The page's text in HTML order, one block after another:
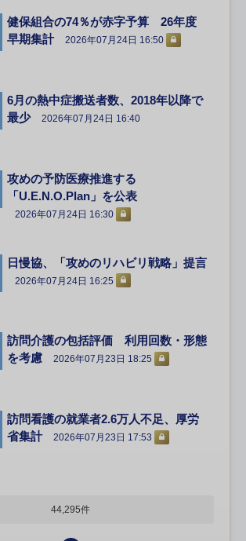
健保組合の74％が赤字予算 26年度
早期集計
2026年07月24日 16:50
6月の熱中症搬送者数、2018年以降で
最少
2026年07月24日 16:40
攻めの予防医療推進する
「U.E.N.O.Plan」を公表
2026年07月24日 16:30
日慢協、「攻めのリハビリ戦略」提言
2026年07月24日 16:25
訪問介護の包括評価 利用回数・形態
を考慮
2026年07月23日 18:25
訪問看護の就業者2.6万人不足、厚労
省集計
2026年07月23日 17:53
44,295件